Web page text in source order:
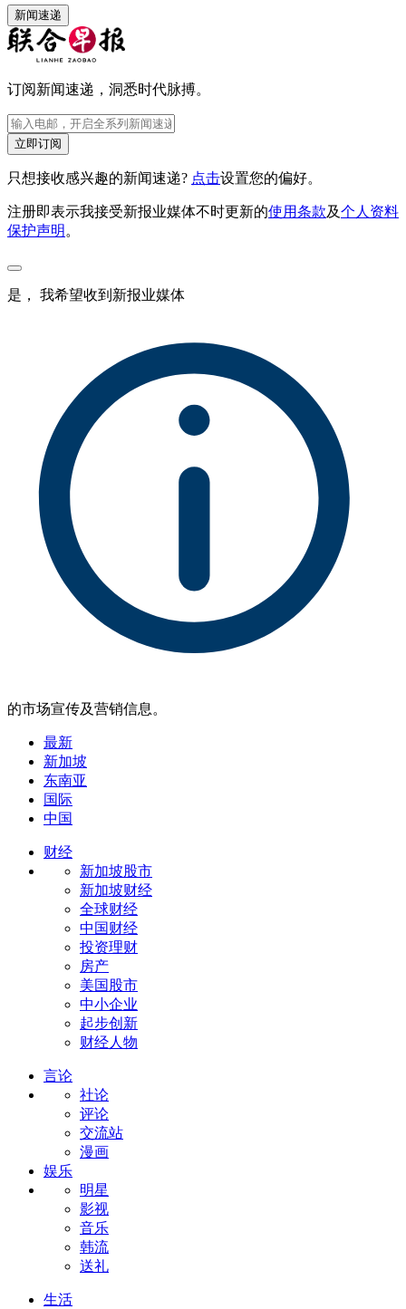
新闻速递
订阅新闻速递，洞悉时代脉搏。
立即订阅
只想接收感兴趣的新闻速递? 点击设置您的偏好。
注册即表示我接受新报业媒体不时更新的使用条款及个人资料
保护声明 。
是， 我希望收到新报业媒体
的市场宣传及营销信息。
最新
新加坡
东南亚
国际
中国
财经
新加坡股市
新加坡财经
全球财经
中国财经
投资理财
房产
美国股市
中小企业
起步创新
财经人物
言论
社论
评论
交流站
漫画
娱乐
明星
影视
音乐
韩流
送礼
生活